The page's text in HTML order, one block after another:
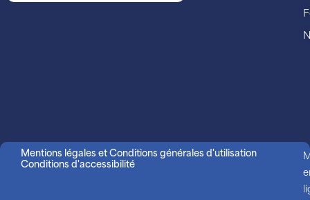
Mentions légales et Conditions générales d'utilisation
Conditions d'accessibilité